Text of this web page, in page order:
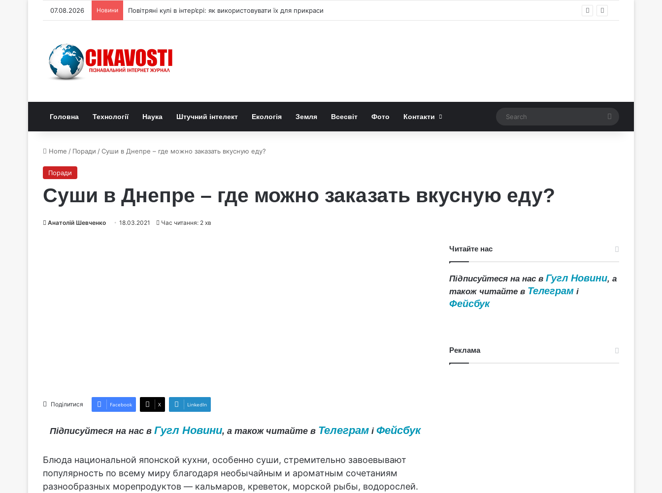
07.08.2026 Новини Генетичний перемикач керує «право-лівою» формою квітів лілій-метеликів
Головна Технології Наука Штучний інтелект Екологія Земля Всесвіт Фото Контакти Search
Home / Поради /Суши в Днепре – где можно заказать вкусную еду?
Поради
Суши в Днепре – где можно заказать вкусную еду?
Анатолій Шевченко 18.03.2021 Час читання: 2 хв
Поділитися Facebook X LinkedIn
Підписуйтеся на нас в Гугл Новини, а також читайте в Телеграмі Фейсбук
Блюда национальной японской кухни, особенно суши, стремительно завоевывают
популярность по всему миру благодаря необычайным и ароматным сочетаниям
разнообразных морепродуктов — кальмаров, креветок, морской рыбы, водорослей.
Читайте нас
Підписуйтеся на нас вГугл Новини, а
також читайте в Телеграм і
Фейсбук
Реклама